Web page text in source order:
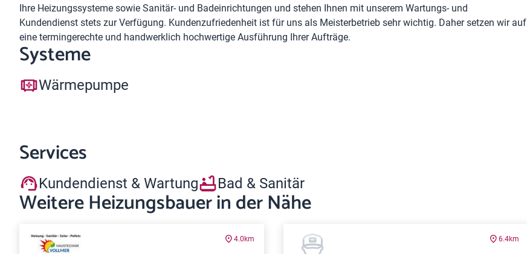
Ihre Heizungssysteme sowie Sanitär- und Badeinrichtungen und stehen Ihnen mit unserem Wartungs- und
Kundendienst stets zur Verfügung. Kundenzufriedenheit ist für uns als Meisterbetrieb sehr wichtig. Daher setzen wir auf
eine termingerechte und handwerklich hochwertige Ausführung Ihrer Aufträge.
Systeme
Wärmepumpe
Services
Kundendienst & Wartung Bad & Sanitär
Weitere Heizungsbauer in der Nähe
4.0km 6.4km